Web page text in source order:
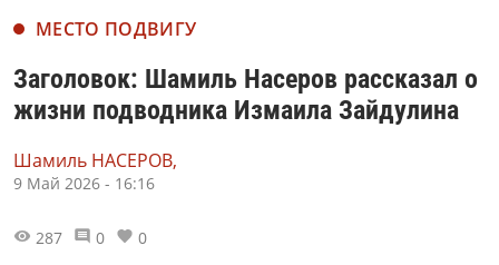
МЕСТО ПОДВИГУ
Заголовок: Шамиль Насеров рассказал о
жизни подводника Измаила Зайдулина
Шамиль НАСЕРОВ,
9 Май 2026 - 16:16
287 0 0